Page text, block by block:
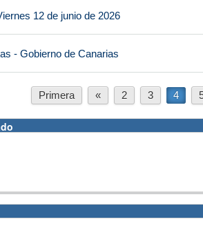
12 de junio de 2026
- Gobierno de Canarias
Primera « 2 3 4